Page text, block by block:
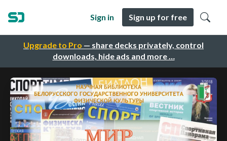
Upgrade to Pro — share decks privately, control
downloads, hide ads and more …
Sign in Sign up for free